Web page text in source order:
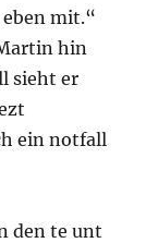
mit.“
hin
sieht er
ein notfall
den te unt